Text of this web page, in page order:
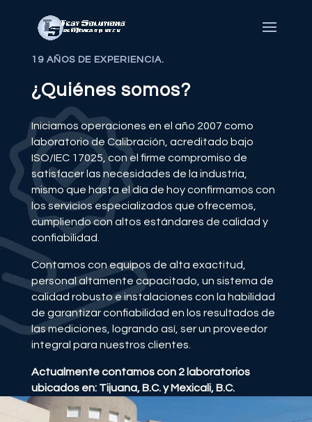
19 AÑOS DE EXPERIENCIA.
¿Quiénes somos?
Iniciamos operaciones en el año 2007 como
laboratorio de Calibración, acreditado bajo
ISO/IEC 17025, con el firme compromiso de
satisfacer las necesidades de la industria,
mismo que hasta el día de hoy confirmamos con
los servicios especializados que ofrecemos,
cumpliendo con altos estándares de calidad y
confiabilidad.
Contamos con equipos de alta exactitud,
personal altamente capacitado, un sistema de
calidad robusto e instalaciones con la habilidad
de garantizar confiabilidad en los resultados de
las mediciones, logrando así, ser un proveedor
integral para nuestros clientes.
Actualmente contamos con 2 laboratorios
ubicados en: Tijuana, B.C. y Mexicali, B.C.